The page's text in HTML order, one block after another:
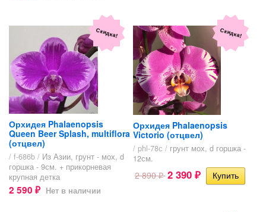
Скидка!
Орхидея Phalaenopsis
Queen Beer Splash, multiflora
(отцвел)
/ f-686b / Из Азии, грунт - мох, d
горшка - 9см. + прикорневая
крупная детка
2 590 ₽ Нет в наличии
Скидка!
Орхидея Phalaenopsis
Victorio (отцвел)
/ phl-78с / грунт мох, d горшка -
12см.
2 890₽ 2 390 ₽